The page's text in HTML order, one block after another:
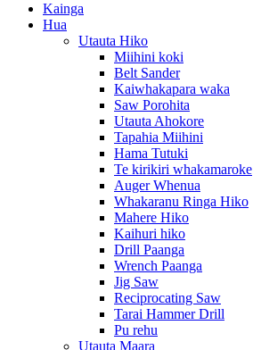
Kainga
Hua
Utauta Hiko
Miihini koki
Belt Sander
Kaiwhakapara waka
Saw Porohita
Utauta Ahokore
Tapahia Miihini
Hama Tutuki
Te kirikiri whakamaroke
Auger Whenua
Whakaranu Ringa Hiko
Mahere Hiko
Kaihuri hiko
Drill Paanga
Wrench Paanga
Jig Saw
Reciprocating Saw
Tarai Hammer Drill
Pu rehu
Utauta Maara